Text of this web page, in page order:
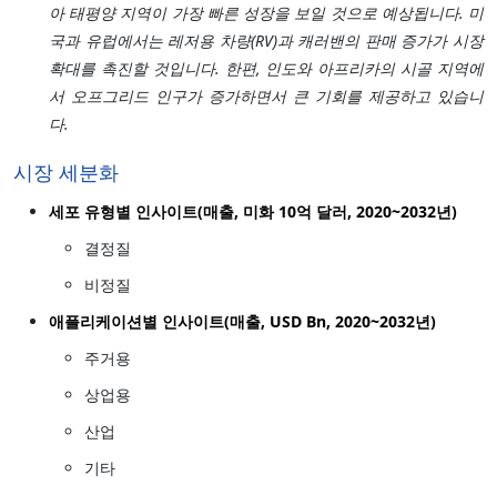
아 태평양 지역이 가장 빠른 성장을 보일 것으로 예상됩니다. 미
국과 유럽에서는 레저용 차량(RV)과 캐러밴의 판매 증가가 시장
확대를 촉진할 것입니다. 한편, 인도와 아프리카의 시골 지역에
서 오프그리드 인구가 증가하면서 큰 기회를 제공하고 있습니
다.
시장 세분화
세포 유형별 인사이트(매출, 미화 10억 달러, 2020~2032년)
결정질
비정질
애플리케이션별 인사이트(매출, USD Bn, 2020~2032년)
주거용
상업용
산업
기타